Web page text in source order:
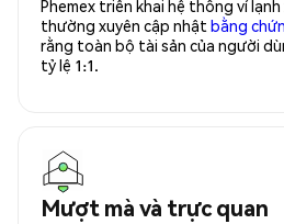
Phemex triển khai hệ thống ví
thường xuyên cập nhật bằng
rằng toàn bộ tài sản của người
tỷ lệ 1:1.
Mượt mà và trực quan